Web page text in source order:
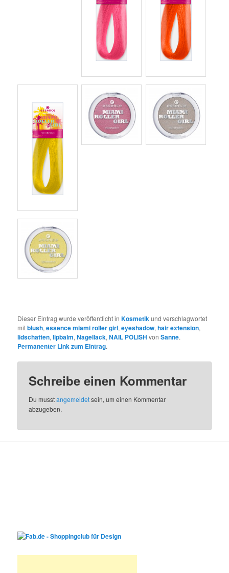
Dieser Eintrag wurde veröffentlicht inKosmetikund verschlagwortet
mitblush,essence miami roller girl,eyeshadow,hair extension,
lidschatten,lipbalm,Nagellack,NAIL POLISH vonSanne.
Permanenter Link zum Eintrag.
Schreibe einen Kommentar
Du musstangemeldetsein, um einen Kommentar
abzugeben.